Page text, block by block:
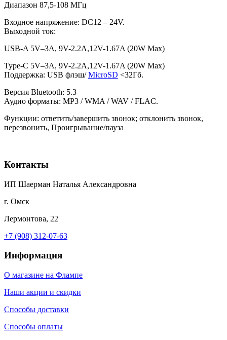
Диапазон 87,5-108 МГц
Входное напряжение: DC12 – 24V.
Выходной ток:
USB-A 5V–3A, 9V-2.2A,12V-1.67A (20W Max)
Type-C 5V–3A, 9V-2.2A,12V-1.67A (20W Max)
Поддержка: USB флэш/MicroSD <32Гб.
Версия Bluetooth: 5.3
Аудио форматы: MP3 / WMA / WAV / FLAC.
Функции: ответить/завершить звонок; отклонить звонок,
перезвонить, Проигрывание/пауза
Контакты
ИП Шаерман Наталья Александровна
г. Омск
Лермонтова, 22
+7 (908) 312-07-63
Информация
О магазине на Флампе
Наши акции и скидки
Способы доставки
Способы оплаты